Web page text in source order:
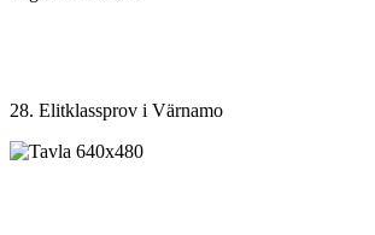
28. Elitklassprov i Värnamo